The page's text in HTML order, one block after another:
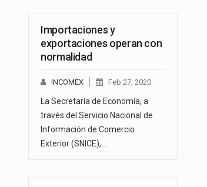
Importaciones y
exportaciones operan con
normalidad
INCOMEX Feb 27, 2020
La Secretaría de Economía, a
través del Servicio Nacional de
Información de Comercio
Exterior (SNICE),…